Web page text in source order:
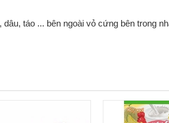
táo ... bên ngoài vỏ cứng bên trong